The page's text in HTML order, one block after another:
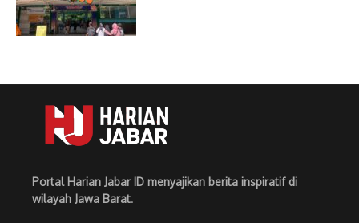
Portal Harian Jabar ID menyajikan berita inspiratif di
wilayah Jawa Barat.